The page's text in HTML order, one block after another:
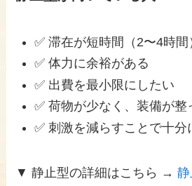
✅ 滞在が短時間（2〜4時間
✅ 体力に余裕がある
✅ 出費を最小限にしたい
✅ 荷物が少なく、装備が整
✅ 刺激を減らすことで十分
▼ 静止型の詳細はこちら →